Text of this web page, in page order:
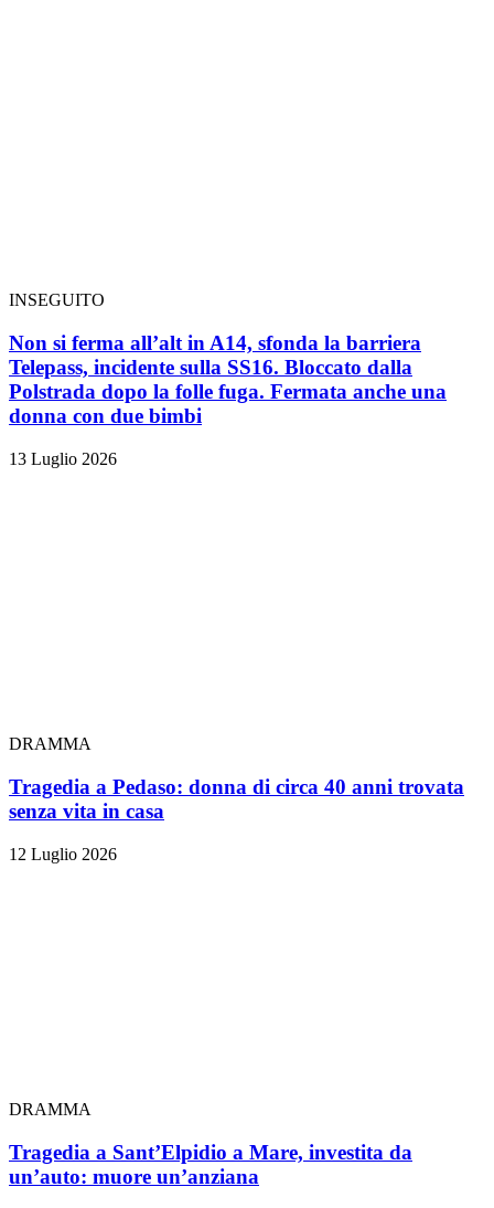
INSEGUITO
Non si ferma all’alt in A14, sfonda la barriera
Telepass, incidente sulla SS16. Bloccato dalla
Polstrada dopo la folle fuga. Fermata anche una
donna con due bimbi
13 Luglio 2026
DRAMMA
Tragedia a Pedaso: donna di circa 40 anni trovata
senza vita in casa
12 Luglio 2026
DRAMMA
Tragedia a Sant’Elpidio a Mare, investita da
un’auto: muore un’anziana